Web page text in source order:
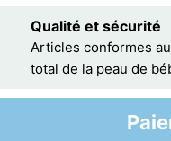
Qualité et sécurité
Articles conformes
total de la peau de